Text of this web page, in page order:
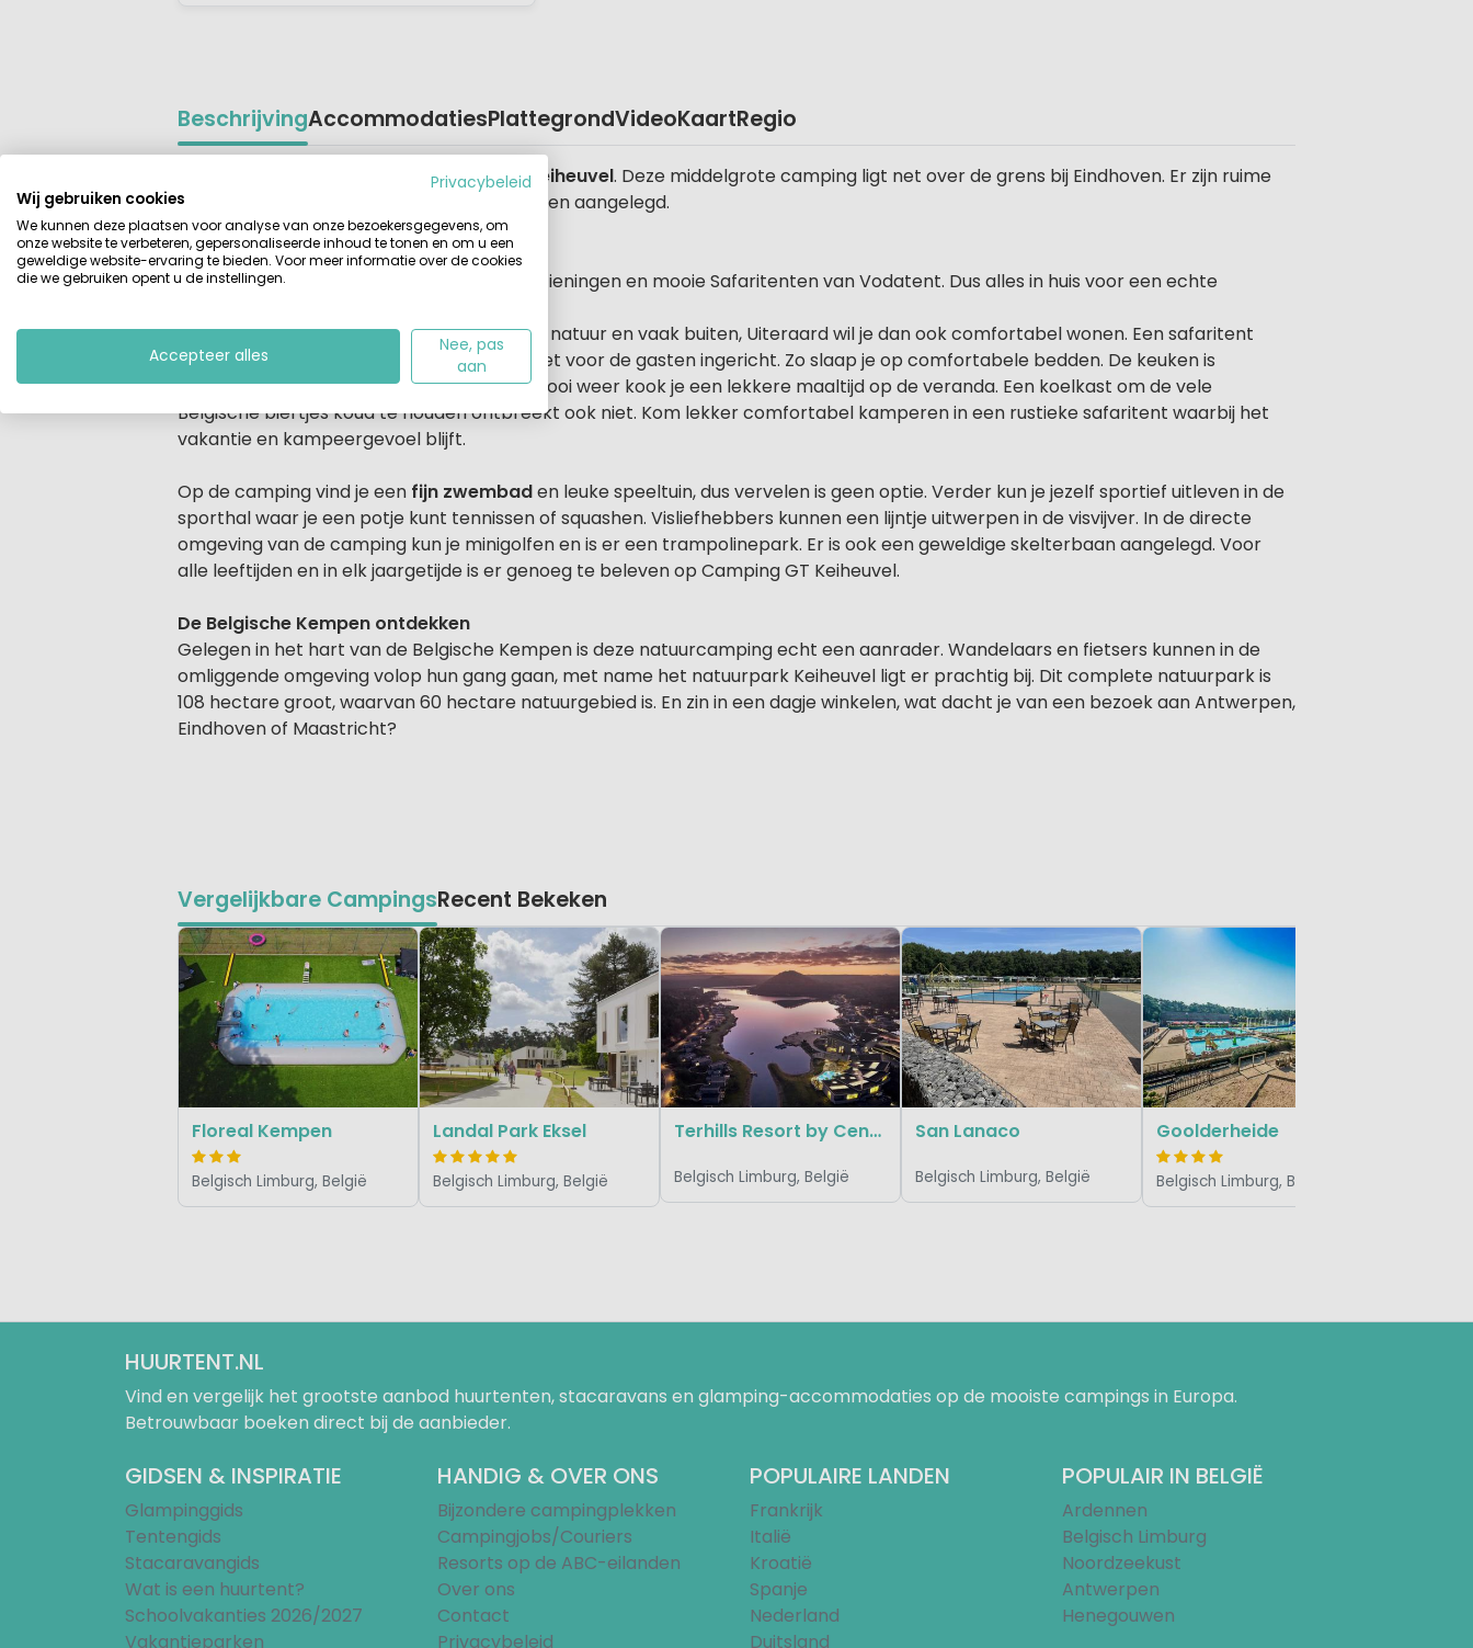
BeschrijvingAccommodatiesPlattegrondVideoKaartRegio
Beschrijving
In België kun je glampen op campingGT Keiheuvel. Deze middelgrote camping ligt net over de grens bij Eindhoven. Er zijn ruime
kampeerplekken en het terrein is mooi groen aangelegd.
Net over de grens maar toch zo anders
Er zijn op deze familiecamping goede voorzieningen en mooie Safaritenten van Vodatent. Dus alles in huis voor een echte
Op deze camping leef je echt midden in de natuur en vaak buiten, Uiteraard wil je dan ook comfortabel wonen. Een safaritent
huren op Camping GT Keiheuvel is compleet voor de gasten ingericht. Zo slaap je op comfortabele bedden. De keuken is
compleet ingericht en verplaatsbaar. Bij mooi weer kook je een lekkere maaltijd op de veranda. Een koelkast om de vele
Belgische biertjes koud te houden ontbreekt ook niet. Kom lekker comfortabel kamperen in een rustieke safaritent waarbij het
vakantie en kampeergevoel blijft.
Op de camping vind je een fijn zwembaden leuke speeltuin, dus vervelen is geen optie. Verder kun je jezelf sportief uitleven in de
sporthal waar je een potje kunt tennissen of squashen. Visliefhebbers kunnen een lijntje uitwerpen in de visvijver. In de directe
omgeving van de camping kun je minigolfen en is er een trampolinepark. Er is ook een geweldige skelterbaan aangelegd. Voor
alle leeftijden en in elk jaargetijde is er genoeg te beleven op Camping GT Keiheuvel.
De Belgische Kempen ontdekken
Gelegen in het hart van de Belgische Kempen is deze natuurcamping echt een aanrader. Wandelaars en fietsers kunnen in de
omliggende omgeving volop hun gang gaan, met name het natuurpark Keiheuvel ligt er prachtig bij. Dit complete natuurpark is
108 hectare groot, waarvan 60 hectare natuurgebied is. En zin in een dagje winkelen, wat dacht je van een bezoek aan Antwerpen,
Eindhoven of Maastricht?
Vergelijkbare CampingsRecent Bekeken
Floreal Kempen
Belgisch Limburg, België
Landal Park Eksel
Belgisch Limburg, België
Terhills Resort by Center Parcs
Belgisch Limburg, België
San Lanaco
Belgisch Limburg, België
Goolderheide
Belgisch Limburg, België
HUURTENT.NL
Vind en vergelijk het grootste aanbod huurtenten, stacaravans en glamping-accommodaties op de mooiste campings in Europa.
Betrouwbaar boeken direct bij de aanbieder.
GIDSEN & INSPIRATIE
Glampinggids
Tentengids
Stacaravangids
Wat is een huurtent?
Schoolvakanties 2026/2027
Vakantieparken
HANDIG & OVER ONS
Bijzondere campingplekken
Campingjobs/Couriers
Resorts op de ABC-eilanden
Over ons
Contact
Privacybeleid
POPULAIRE LANDEN
Frankrijk
Italië
Kroatië
Spanje
Nederland
Duitsland
POPULAIR IN BELGIË
Ardennen
Belgisch Limburg
Noordzeekust
Antwerpen
Henegouwen
Privacybeleid
Wij gebruiken cookies
We kunnen deze plaatsen voor analyse van onze bezoekersgegevens, om
onze website te verbeteren, gepersonaliseerde inhoud te tonen en om u een
geweldige website-ervaring te bieden. Voor meer informatie over de cookies
die we gebruiken opent u de instellingen.
Accepteer alles
Nee, pas
aan